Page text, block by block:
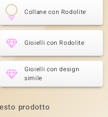
Collane con Rodolite
Gioielli con Rodolite
Gioielli con design
simile
prodotto